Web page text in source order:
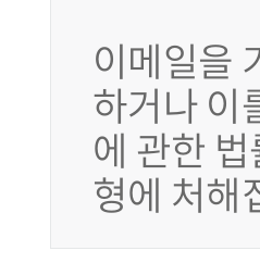
이메일을
하거나 이
에 관한
형에 처해